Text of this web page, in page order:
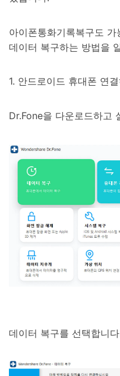
아이폰통화기록복구도
데이터 복구하는 방법을
1. 안드로이드 휴대폰 연
Dr.Fone을 다운로드하고
데이터 복구를 선택합니